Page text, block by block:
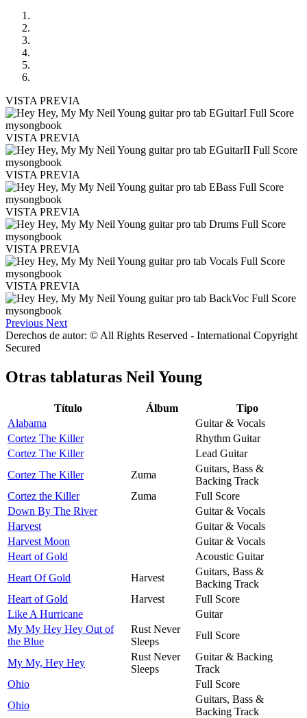
VISTA PREVIA
VISTA PREVIA
VISTA PREVIA
VISTA PREVIA
VISTA PREVIA
VISTA PREVIA
Previous Next
Derechos de autor: © All Rights Reserved - International Copyright
Secured
Otras tablaturas Neil Young
Título Álbum
Tipo
Alabama
Guitar & Vocals
Cortez The Killer
Rhythm Guitar
Cortez The Killer
Lead Guitar
Cortez The Killer
Zuma
Guitars, Bass &
Backing Track
Cortez the Killer
Zuma
Full Score
Down By The River
Guitar & Vocals
Harvest
Guitar & Vocals
Harvest Moon
Guitar & Vocals
Heart of Gold
Acoustic Guitar
Heart Of Gold
Harvest
Guitars, Bass &
Backing Track
Heart of Gold
Harvest
Full Score
Like A Hurricane
Guitar
My My Hey Hey Out of
the Blue
Rust Never
Sleeps
Full Score
My My, Hey Hey
Rust Never
Sleeps
Guitar & Backing
Track
Ohio
Full Score
Ohio
Guitars, Bass &
Backing Track